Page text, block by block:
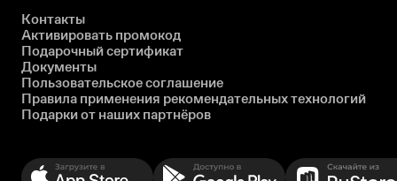
Контакты
Активировать промокод
Подарочный сертификат
Документы
Пользовательское соглашение
Правила применения рекомендательных технологий
Подарки от наших партнёров